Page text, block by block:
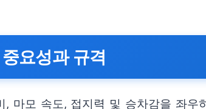
요성과 규격
, 마모 속도, 접지력 및 승차감을 좌